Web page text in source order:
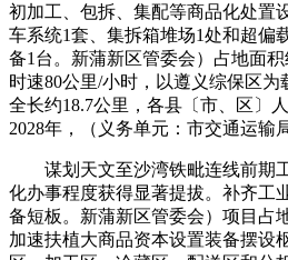
初加工、包拆、集配等商品化处置
车系统1套、集拆箱堆场1处和超偏
备1台。新蒲新区管委会）占地面
时速80公里/小时，以遵义综保区
全长约18.7公里，各县〔市、区〕
2028年，（义务单元：市交通运输
谋划天文至沙湾铁毗连线前期
化办事程度获得显著提拔。补齐工
备短板。新蒲新区管委会）项目占
加速扶植大商品资本设置装备摆设